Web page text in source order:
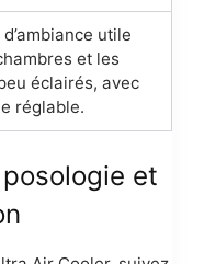
utile
et les
éclairés, avec
réglable.
posologie et